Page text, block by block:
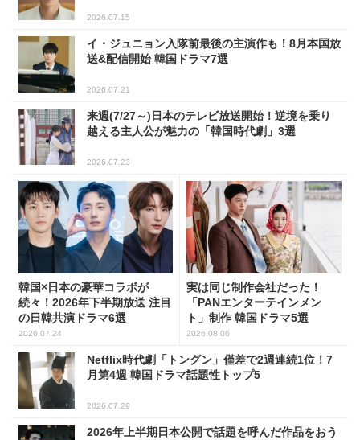
2026.07.15
イ・ジュニョン入隊前最後の主演作も！8月本国放
送&配信開始 韓国ドラマ7選
2026.07.21
来週(7/27～)日本のテレビ放送開始！逆境を乗り
越える主人公が魅力の「韓国時代劇」3選
2026.07.23
韓国×日本の豪華コラボが
続々！2026年下半期放送 注目
の日韓共演ドラマ6選
2026.07.24
実は同じ制作会社だった！
「PANエンターテインメン
ト」制作 韓国ドラマ5選
2026.08.06
Netflix時代劇「トングン」僅差で2週連続1位！7
月第4週 韓国ドラマ話題性トップ5
2026.07.29
2026年上半期日本公開で話題を呼んだ作品をおう